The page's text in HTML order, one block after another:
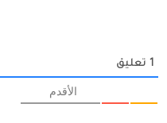
1 تعليق
الأقدم